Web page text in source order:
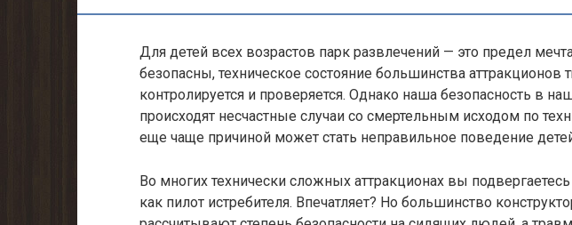
Для детей всех возрастов парк развлечений — это предел
безопасны, техническое состояние большинства аттракционов
контролируется и проверяется. Однако наша безопасность в
происходят несчастные случаи со смертельным исходом по
еще чаще причиной может стать неправильное поведение
Во многих технически сложных аттракционах вы
как пилот истребителя. Впечатляет? Но большинство